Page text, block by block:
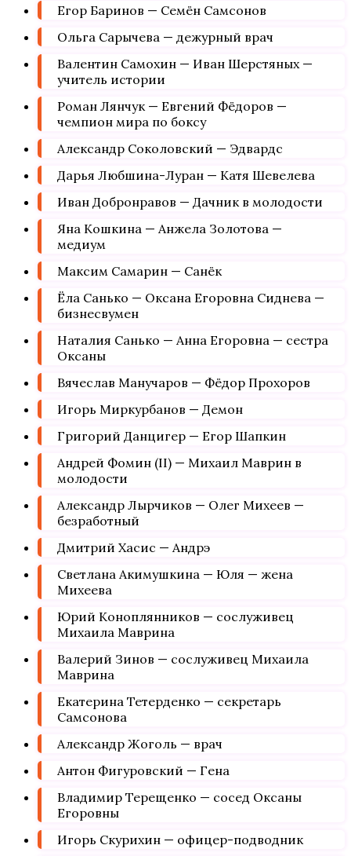
Егор Баринов — Семён Самсонов
Ольга Сарычева — дежурный врач
Валентин Самохин — Иван Шерстяных —
учитель истории
Роман Лянчук — Евгений Фёдоров —
чемпион мира по боксу
Александр Соколовский — Эдвардс
Дарья Любшина-Луран — Катя Шевелева
Иван Добронравов — Дачник в молодости
Яна Кошкина — Анжела Золотова —
медиум
Максим Самарин — Санёк
Ёла Санько — Оксана Егоровна Сиднева —
бизнесвумен
Наталия Санько — Анна Егоровна — сестра
Оксаны
Вячеслав Манучаров — Фёдор Прохоров
Игорь Миркурбанов — Демон
Григорий Данцигер — Егор Шапкин
Андрей Фомин (II) — Михаил Маврин в
молодости
Александр Лырчиков — Олег Михеев —
безработный
Дмитрий Хасис — Андрэ
Светлана Акимушкина — Юля — жена
Михеева
Юрий Коноплянников — сослуживец
Михаила Маврина
Валерий Зинов — сослуживец Михаила
Маврина
Екатерина Тетерденко — секретарь
Самсонова
Александр Жоголь — врач
Антон Фигуровский — Гена
Владимир Терещенко — сосед Оксаны
Егоровны
Игорь Скурихин — офицер-подводник